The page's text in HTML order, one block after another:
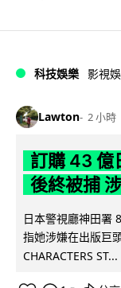
科技娛樂 影視
Lawton 2 小時
訂購 43 億
後終被捕
日本警視廳神田署
指她涉嫌在出版巨
CHARACTERS ST...